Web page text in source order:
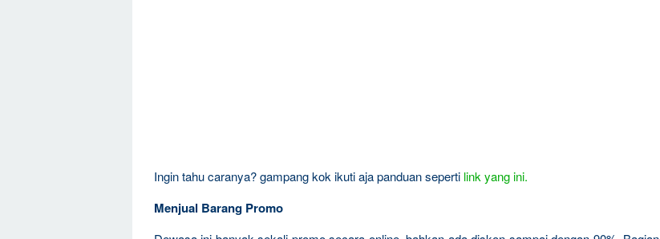
Ingin tahu caranya? gampang kok ikuti aja panduan seperti link yang ini.
Menjual Barang Promo